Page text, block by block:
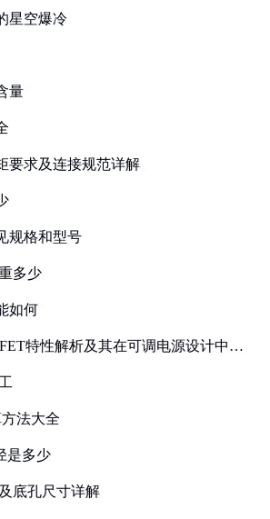
星空爆冷
量
要求及连接规范详解
规格和型号
多少
如何
特性解析及其在可调电源设计中的
法大全
是多少
底孔尺寸详解